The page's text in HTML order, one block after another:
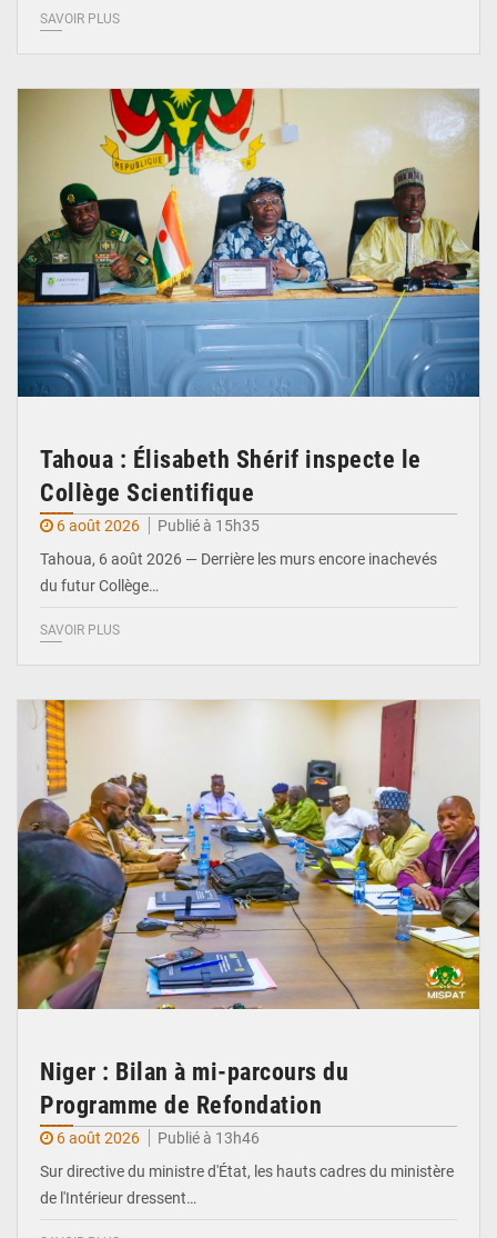
SAVOIR PLUS
Tahoua : Élisabeth Shérif inspecte le
Collège Scientifique
6 août 2026
Publié à 15h35
Tahoua, 6 août 2026 — Derrière les murs encore inachevés
du futur Collège…
SAVOIR PLUS
Niger : Bilan à mi-parcours du
Programme de Refondation
6 août 2026
Publié à 13h46
Sur directive du ministre d'État, les hauts cadres du ministère
de l'Intérieur dressent…